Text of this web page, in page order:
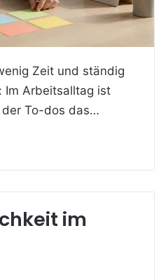
Zeit und ständig
Im Arbeitsalltag ist
der To-dos das…
im